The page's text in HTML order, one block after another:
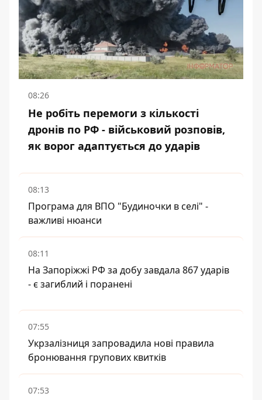
08:26
Не робіть перемоги з кількості
дронів по РФ - військовий розповів,
як ворог адаптується до ударів
08:13
Програма для ВПО "Будиночки в селі" -
важливі нюанси
08:11
На Запоріжжі РФ за добу завдала 867 ударів
- є загиблий і поранені
07:55
Укрзалізниця запровадила нові правила
бронювання групових квитків
07:53